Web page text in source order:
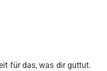
für das, was dir guttut.